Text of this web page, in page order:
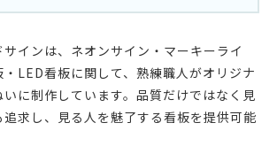
インは、ネオンサイン・マーキーライ
・LED看板に関して、熟練職人がオリジナ
に制作しています。品質だけではなく見
求し、見る人を魅了する看板を提供可能